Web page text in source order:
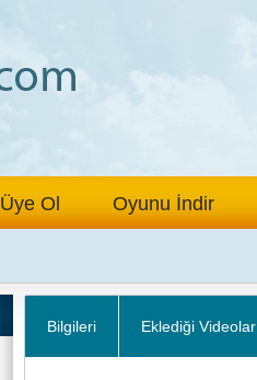
Üye Ol Oyunu İndir
Bilgileri Eklediği Videolar